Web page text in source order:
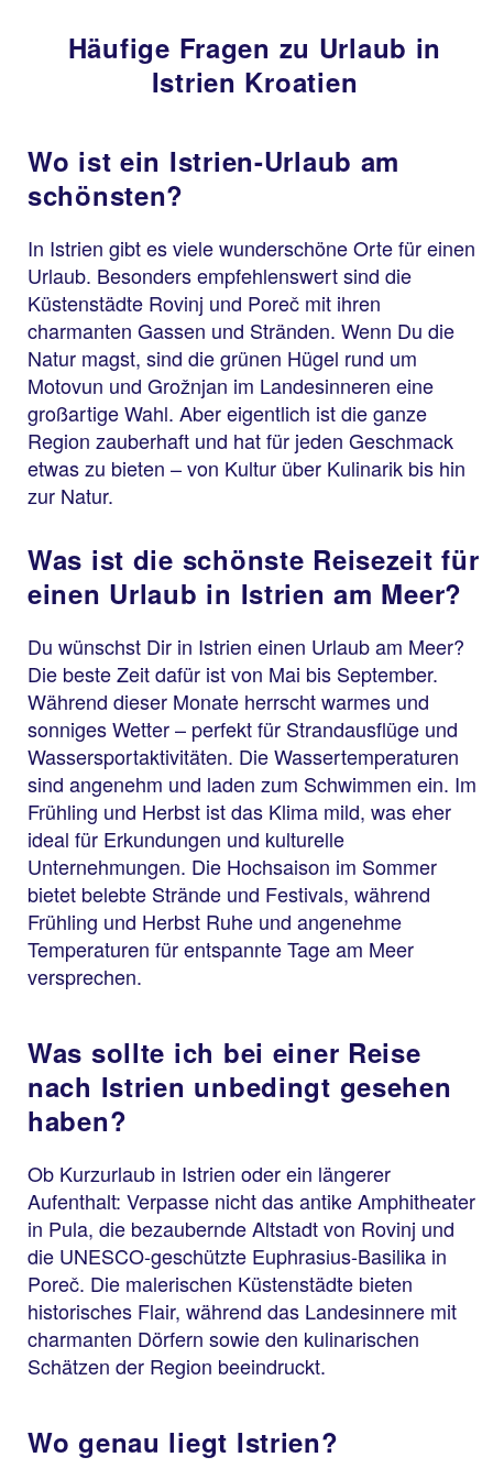
Häufige Fragen zu Urlaub in
Istrien Kroatien
Wo ist ein Istrien-Urlaub am
schönsten?
In Istrien gibt es viele wunderschöne Orte für einen
Urlaub. Besonders empfehlenswert sind die
Küstenstädte Rovinj und Poreč mit ihren
charmanten Gassen und Stränden. Wenn Du die
Natur magst, sind die grünen Hügel rund um
Motovun und Grožnjan im Landesinneren eine
großartige Wahl. Aber eigentlich ist die ganze
Region zauberhaft und hat für jeden Geschmack
etwas zu bieten – von Kultur über Kulinarik bis hin
zur Natur.
Was ist die schönste Reisezeit für
einen Urlaub in Istrien am Meer?
Du wünschst Dir in Istrien einen Urlaub am Meer?
Die beste Zeit dafür ist von Mai bis September.
Während dieser Monate herrscht warmes und
sonniges Wetter – perfekt für Strandausflüge und
Wassersportaktivitäten. Die Wassertemperaturen
sind angenehm und laden zum Schwimmen ein. Im
Frühling und Herbst ist das Klima mild, was eher
ideal für Erkundungen und kulturelle
Unternehmungen. Die Hochsaison im Sommer
bietet belebte Strände und Festivals, während
Frühling und Herbst Ruhe und angenehme
Temperaturen für entspannte Tage am Meer
versprechen.
Was sollte ich bei einer Reise
nach Istrien unbedingt gesehen
haben?
Ob Kurzurlaub in Istrien oder ein längerer
Aufenthalt: Verpasse nicht das antike Amphitheater
in Pula, die bezaubernde Altstadt von Rovinj und
die UNESCO-geschützte Euphrasius-Basilika in
Poreč. Die malerischen Küstenstädte bieten
historisches Flair, während das Landesinnere mit
charmanten Dörfern sowie den kulinarischen
Schätzen der Region beeindruckt.
Wo genau liegt Istrien?